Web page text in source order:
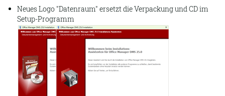
Neues Logo "Datenraum" ersetzt die Verpackung und CD im
Setup-Programm